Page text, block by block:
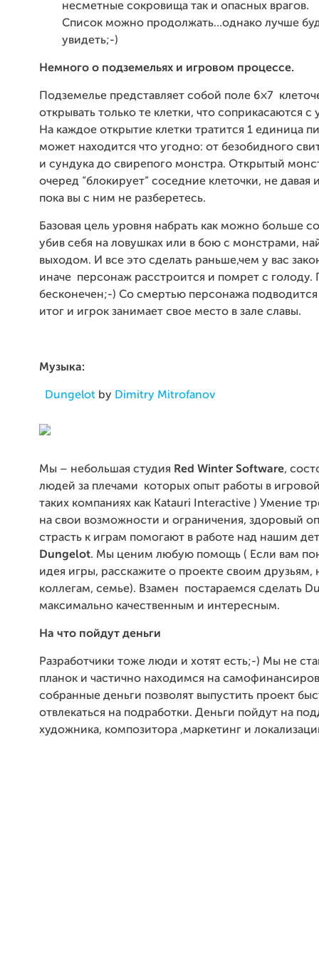
несметные сокровища так и опасных врагов.
Список можно продолжать…однако лучше
увидеть;-)
Немного о подземельях и игровом процессе.
Подземелье представляет собой поле 6×7
открывать только те клетки, что соприкасаются
На каждое открытие клетки тратится 1 единица
может находится что угодно: от безобидного
и сундука до свирепого монстра. Открытый
очеред “блокирует” соседние клеточки, не давая
пока вы с ним не разберетесь.
Базовая цель уровня набрать как можно больше
убив себя на ловушках или в бою с монстрами,
выходом. И все это сделать раньше,чем у вас
иначе персонаж расстроится и помрет с голоду.
бесконечен;-) Со смертью персонажа подводится
итог и игрок занимает свое место в зале славы.
Музыка:
Dungelot by Dimitry Mitrofanov
Мы – небольшая студия Red Winter Software,
людей за плечами которых опыт работы в
таких компаниях как Katauri Interactive ) Умение
на свои возможности и ограничения, здоровый
страсть к играм помогают в работе над нашим
Dungelot. Мы ценим любую помощь ( Если вам
идея игры, расскажите о проекте своим друзьям,
коллегам, семье). Взамен постараемся сделать
максимально качественным и интересным.
На что пойдут деньги
Разработчики тоже люди и хотят есть;-) Мы не
планок и частично находимся на
собранные деньги позволят выпустить проект
отвлекаться на подработки. Деньги пойдут на
художника, композитора ,маркетинг и